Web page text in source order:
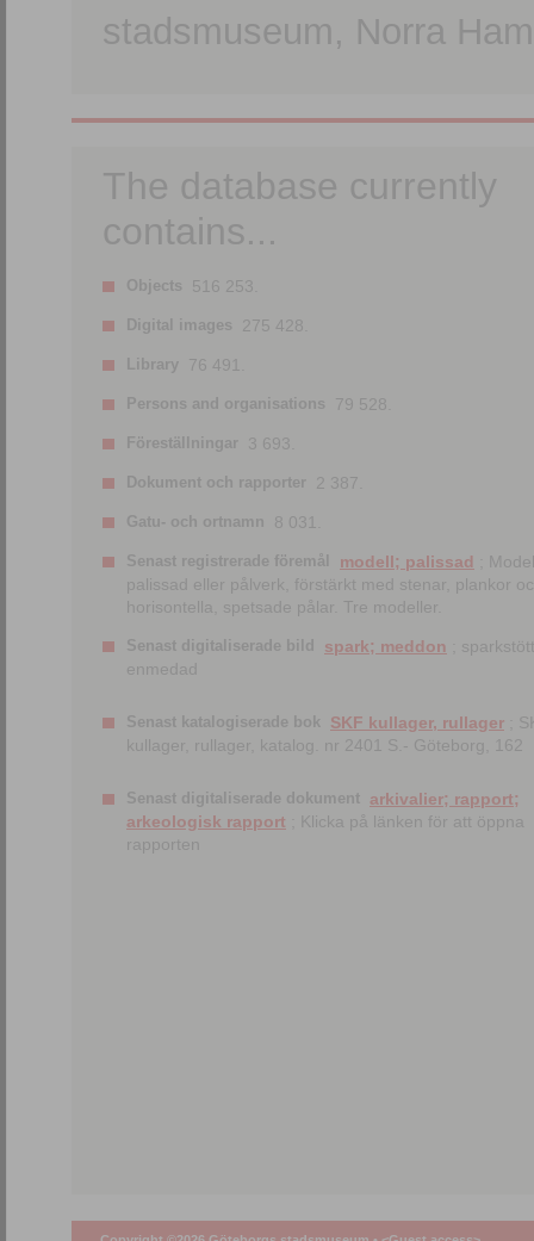
stadsmuseum, Norra
The database currently
contains...
Objects 516 253.
Digital images 275 428.
Library 76 491.
Persons and organisations 79 528.
Föreställningar 3 693.
Dokument och rapporter 2 387.
Gatu- och ortnamn 8 031.
Senast registrerade föremål modell; palissad
;
palissad eller pålverk, förstärkt med stenar, plankor
horisontella, spetsade pålar. Tre modeller.
Senast digitaliserade bild spark; meddon ;
enmedad
Senast katalogiserade bok SKF kullager, rullager ;
kullager, rullager, katalog. nr 2401 S.- Göteborg, 162
Senast digitaliserade dokument arkivalier; rapport;
arkeologisk rapport ; Klicka på länken för att öppna
rapporten